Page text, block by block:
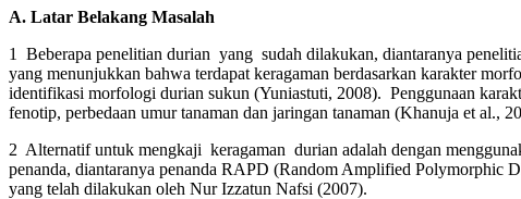
A. Latar Belakang Masalah
1 Beberapa penelitian durian yang sudah dilakukan, diantaranya
yang menunjukkan bahwa terdapat keragaman berdasarkan karakter
identifikasi morfologi durian sukun (Yuniastuti, 2008). Penggunaan
fenotip, perbedaan umur tanaman dan jaringan tanaman (Khanuja et al.,
2 Alternatif untuk mengkaji keragaman durian adalah dengan
penanda, diantaranya penanda RAPD (Random Amplified
yang telah dilakukan oleh Nur Izzatun Nafsi (2007).